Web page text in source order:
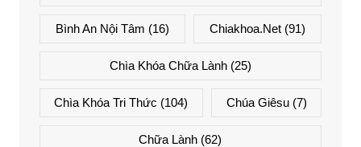
Bình An Nội Tâm (16) Chiakhoa.net (91)
Chìa Khóa Chữa Lành(25)
Chìa Khóa Tri Thức (104) Chúa Giêsu(7)
Chữa Lành (62)